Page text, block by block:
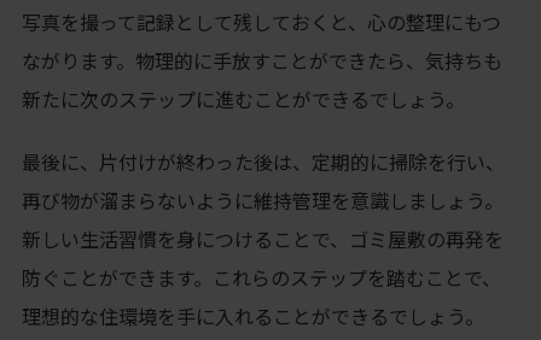
写真を撮って記録として残しておくと、心の整理にもつ
ながります。物理的に手放すことができたら、気持ちも
新たに次のステップに進むことができるでしょう。
最後に、片付けが終わった後は、定期的に掃除を行い、
再び物が溜まらないように維持管理を意識しましょう。
新しい生活習慣を身につけることで、ゴミ屋敷の再発を
防ぐことができます。これらのステップを踏むことで、
理想的な住環境を手に入れることができるでしょう。